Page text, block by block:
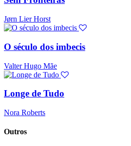
Jørn Lier Horst
O século dos imbecis
Valter Hugo Mãe
Longe de Tudo
Nora Roberts
Outros